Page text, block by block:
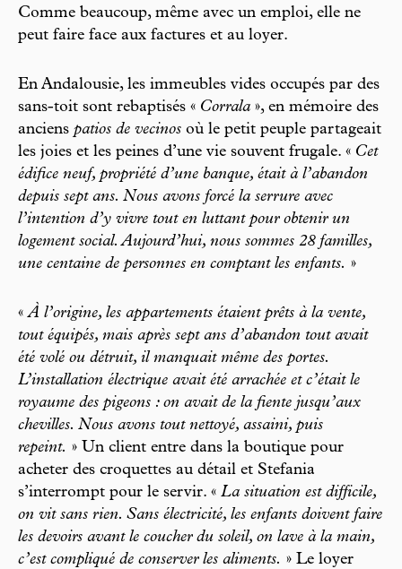
Comme beaucoup, même avec un emploi, elle ne
peut faire face aux factures et au loyer.
En Andalousie, les immeubles vides occupés par des
sans-toit sont rebaptisés « Corrala », en mémoire des
anciens patios de vecinos où le petit peuple partageait
les joies et les peines d’une vie souvent frugale. « Cet
édifice neuf, propriété d’une banque, était à l’abandon
depuis sept ans. Nous avons forcé la serrure avec
l’intention d’y vivre tout en luttant pour obtenir un
logement social. Aujourd’hui, nous sommes 28 familles,
une centaine de personnes en comptant les enfants. »
«À l’origine, les appartements étaient prêts à la vente,
tout équipés, mais après sept ans d’abandon tout avait
été volé ou détruit, il manquait même des portes.
L’installation électrique avait été arrachée et c’était le
royaume des pigeons : on avait de la fiente jusqu’aux
chevilles. Nous avons tout nettoyé, assaini, puis
repeint. » Un client entre dans la boutique pour
acheter des croquettes au détail et Stefania
s’interrompt pour le servir. « La situation est difficile,
on vit sans rien. Sans électricité, les enfants doivent faire
les devoirs avant le coucher du soleil, on lave à la main,
c’est compliqué de conserver les aliments. » Le loyer